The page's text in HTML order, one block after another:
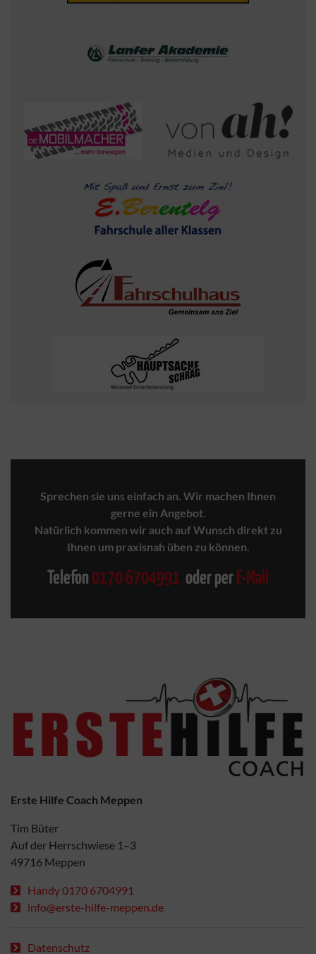
Sprechen sie uns einfach an. Wir machen Ihnen
gerne ein Angebot.
Natürlich kommen wir auch auf Wunsch direkt zu
Ihnen um praxisnah üben zu können.
Telefon 0170 6704991 oder per E-Mail
Erste Hilfe Coach Meppen
Tim Büter
Auf der Herrschwiese 1–3
49716 Meppen
Handy 0170 6704991
info@erste-hilfe-meppen.de
Datenschutz